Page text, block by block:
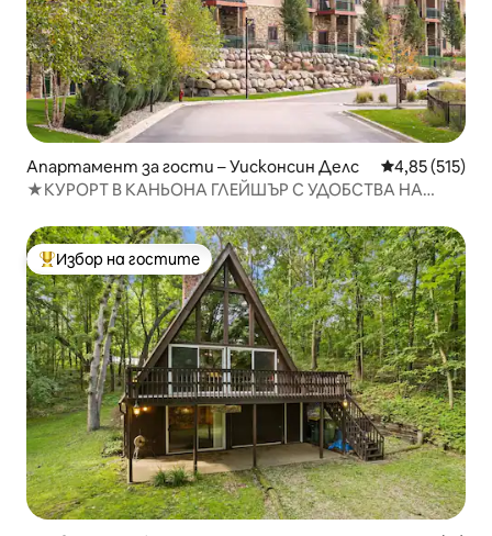
Апартамент за гости – Уисконсин Делс Средна
4,85 (515)
★КУРОРТ В КАНЬОНА ГЛЕЙШЪР С УДОБСТВА НА
Най-популярен избор на гостите
Избор на гостите